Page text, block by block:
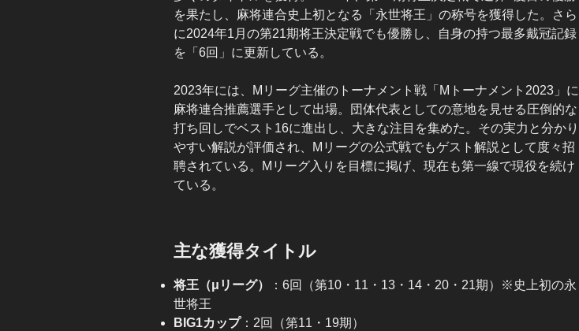
を果たし、麻将連合史上初となる「永世将王」の称号を獲得した。さら
に2024年1月の第21期将王決定戦でも優勝し、自身の持つ最多戴冠記録
を「6回」に更新している。
2023年には、Mリーグ主催のトーナメント戦「Mトーナメント2023」に
麻将連合推薦選手として出場。団体代表としての意地を見せる圧倒的な
打ち回しでベスト16に進出し、大きな注目を集めた。その実力と分かり
やすい解説が評価され、Mリーグの公式戦でもゲスト解説として度々招
聘されている。Mリーグ入りを目標に掲げ、現在も第一線で現役を続け
ている。
主な獲得タイトル
将王（μリーグ）
：6回（第10・11・13・14・20・21期）※史上初の永
世将王
BIG1カップ：2回（第11・19期）